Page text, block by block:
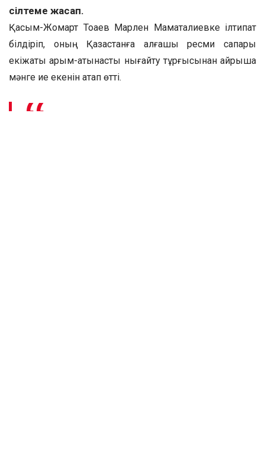
сілтеме жасап.
Қасым-Жомарт Тоқаев Марлен Маматалиевке ілтипат
білдіріп, оның Қазақстанға алғашқы ресми сапары
екіжақты қарым-қатынасты нығайту тұрғысынан айрықша
мәнге ие екенін атап өтті.